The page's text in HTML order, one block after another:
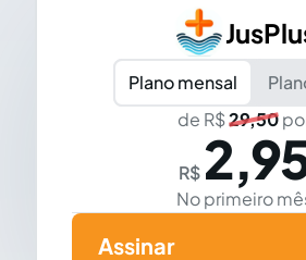
Plano mensal
de R$29,50
R$
No primeiro
Assinar